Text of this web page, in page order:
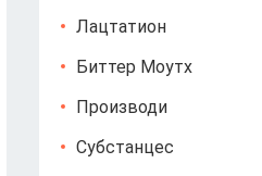
Лацтатион
Биттер Моутх
Производи
Субстанцес